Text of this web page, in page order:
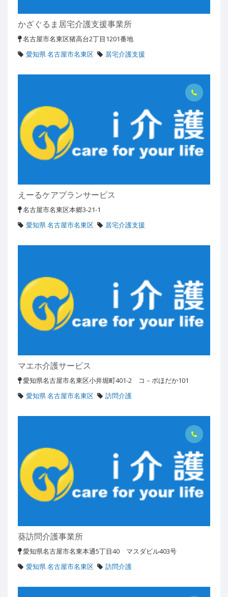
かざぐるま居宅介護支援事業所
名古屋市名東区猪高台2丁目1201番地
愛知県 名古屋市名東区
居宅介護支援
えーるケアプランサービス
名古屋市名東区本郷3-21-1
愛知県 名古屋市名東区
居宅介護支援
マエホ介護サービス
愛知県名古屋市名東区小井堀町401-2 コ－ポほだか101
愛知県 名古屋市名東区
訪問介護
葵訪問介護事業所
愛知県名古屋市名東本通5丁目40 マスダビル403号
愛知県 名古屋市名東区
訪問介護